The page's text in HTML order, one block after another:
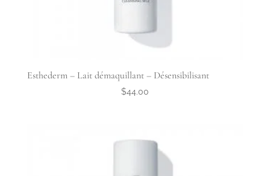
Esthederm – Lait démaquillant – Désensibilisant
$44.00